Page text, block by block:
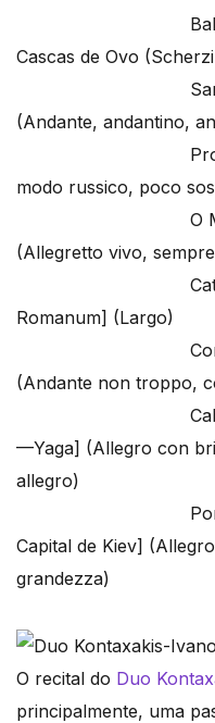
Cascas de Ovo
(Andante, andantino,
modo russico, poco
O
(Allegretto vivo,
Romanum] (Largo)
(Andante non troppo,
—Yaga] (Allegro con
allegro)
Capital de Kiev]
grandezza)
O recital do Duo
principalmente, uma